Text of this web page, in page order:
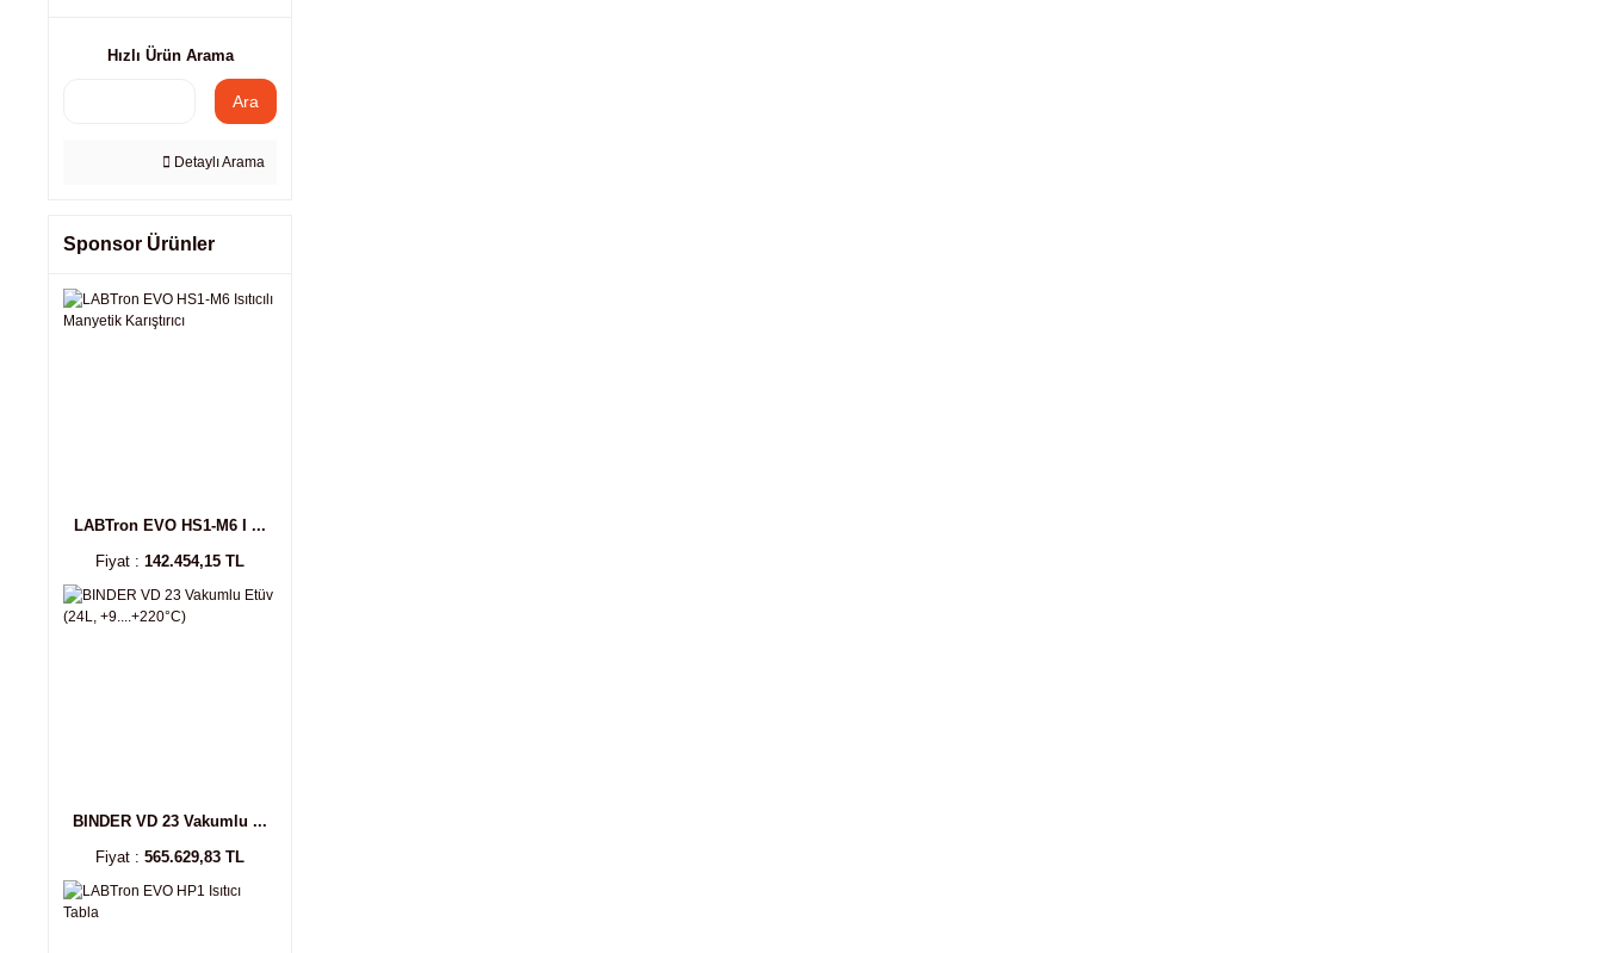
Hızlı Ürün Arama
Ara
Detaylı Arama
Sponsor Ürünler
LABTron EVO HS1-M6 I ...
Fiyat : 142.454,15 TL
BINDER VD 23 Vakumlu ...
Fiyat : 565.629,83 TL